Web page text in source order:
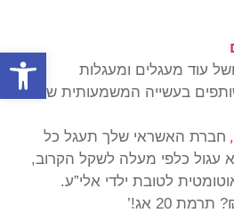
עוד מעגלים ומעגלות
בעשייה המשמעותית שלנו !
, חברת האשראי שלך תעגל כל
עגול כלפי מעלה לשקל הקרוב,
לטובת ילדי אלי”ע.
’!